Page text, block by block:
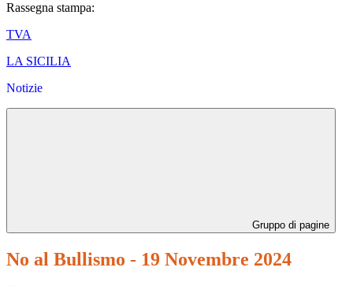
Rassegna stampa:
TVA
LA SICILIA
Notizie
Gruppo di pagine
No al Bullismo - 19 Novembre 2024